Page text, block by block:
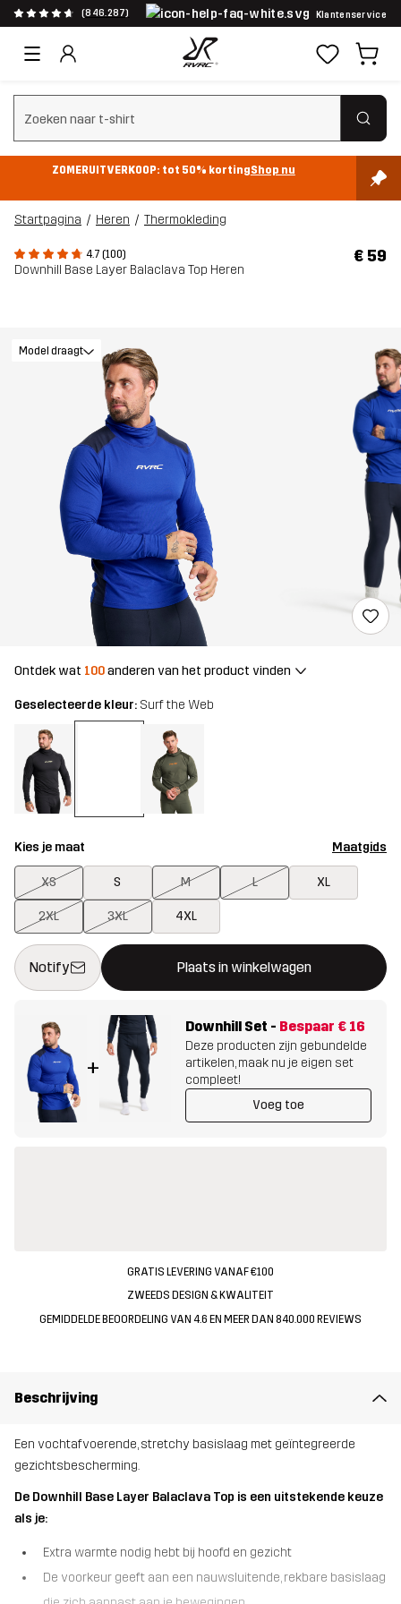
(846.287) Klantenservice
Zoeken wissen
ZOMERUITVERKOOP: tot 50% kortingShop nu
Startpagina Heren Thermokleding
4.7 (100)
Downhill Base Layer Balaclava Top Heren
€ 59
Model draagt
Ontdek wat 100anderen van het product vinden
Geselecteerde kleur: Surf the Web
Kies je maat Maatgids
XS S M L XL
2XL 3XL 4XL
Notify Plaats in winkelwagen
Deze knop opent een modal met de bevestiging van een
{{size}} niet beschikbaar
+
Downhill Set - Bespaar € 16
Deze producten zijn gebundelde
artikelen, maak nu je eigen set
compleet!
Voeg toe
GRATIS LEVERING VANAF €100
ZWEEDS DESIGN & KWALITEIT
GEMIDDELDE BEOORDELING VAN 4.6 EN MEER DAN 840.000 REVIEWS
Beschrijving
Een vochtafvoerende, stretchy basislaag met geïntegreerde
gezichtsbescherming.
De Downhill Base Layer Balaclava Top is een uitstekende keuze
als je:
Extra warmte nodig hebt bij hoofd en gezicht
De voorkeur geeft aan een nauwsluitende, rekbare basislaag